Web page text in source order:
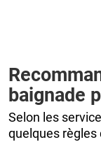
baignade
Selon les
quelques règles